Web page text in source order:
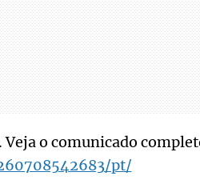
o comunicado
pt/